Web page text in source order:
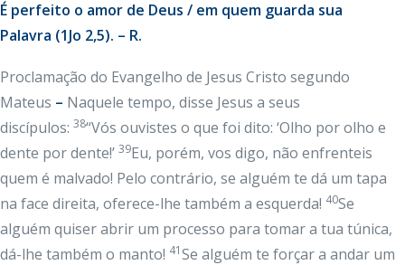
É perfeito o amor de Deus / em quem guarda sua
Palavra (1Jo 2,5). – R.
Proclamação do Evangelho de Jesus Cristo segundo
Mateus – Naquele tempo, disse Jesus a seus
discípulos: 38“Vós ouvistes o que foi dito: ‘Olho por olho e
dente por dente!’ 39Eu, porém, vos digo, não enfrenteis
quem é malvado! Pelo contrário, se alguém te dá um tapa
na face direita, oferece-lhe também a esquerda! 40Se
alguém quiser abrir um processo para tomar a tua túnica,
dá-lhe também o manto! 41Se alguém te forçar a andar um